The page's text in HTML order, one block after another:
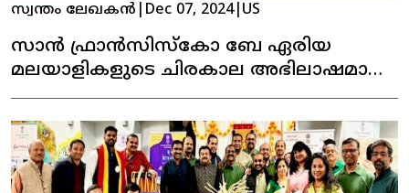
സ്വന്തം ലേഖകൻ Dec 07, 2024| US
സാൻ ഫ്രാൻസിസ്കോ ബേ ഏരിയ
മലയാളികളുടെ ചിരകാല അഭിലാഷമായ
കേരള ഹൗസ്സ് പ്രവർത്തനമാരംഭിക്കുന്നു !